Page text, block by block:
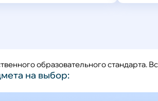
образовательного стандарта.
на выбор: